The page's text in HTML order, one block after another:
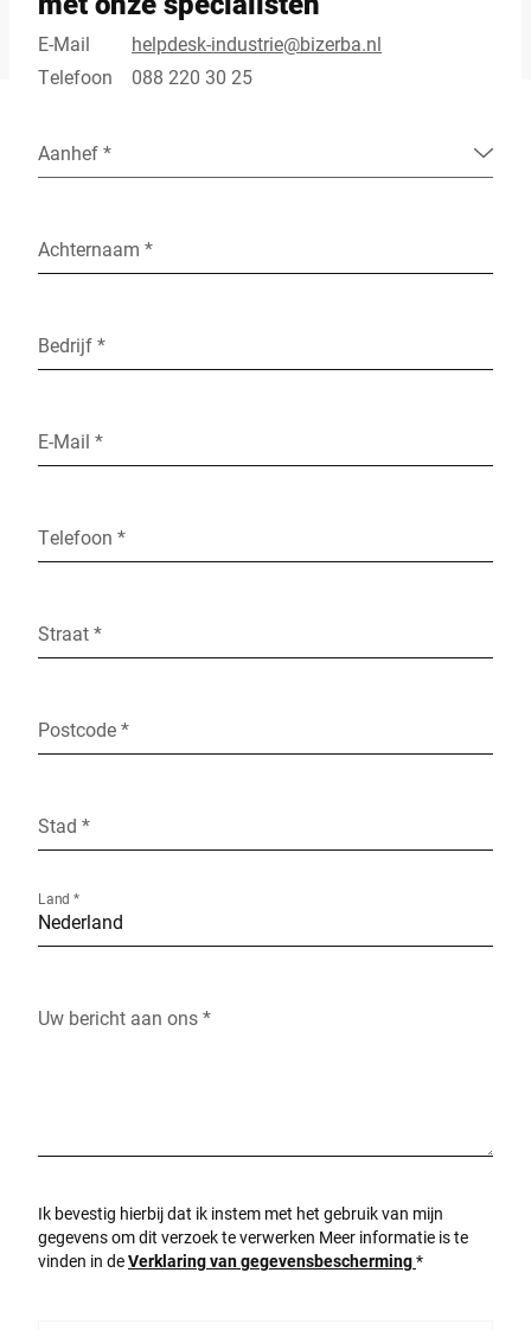
E-Mail
helpdesk-industrie@bizerba.nl
Telefoon
088 220 30 25
Aanhef *
Achternaam *
Bedrijf *
E-Mail *
Telefoon *
Straat *
Postcode *
Stad *
Land *
Uw bericht aan ons *
Ik bevestig hierbij dat ik instem met het gebruik van mijn
gegevens om dit verzoek te verwerken Meer informatie is te
vinden in deVerklaring van gegevensbescherming*